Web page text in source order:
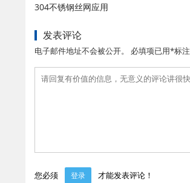
304不锈钢丝网应用
发表评论
电子邮件地址不会被公开。 必填项已用*标注
您必须 登录 才能发表评论！